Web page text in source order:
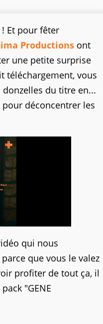
Et pour fêter
Productions ont
une petite surprise
téléchargement, vous
du titre en...
déconcentrer les
qui nous
que vous le valez
profiter de tout ça, il
"GENE